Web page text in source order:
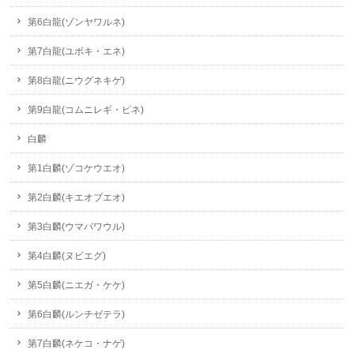
第6白龍(ゾンヤワルネ)
第7白龍(ユボキ・エネ)
第8白龍(ニウグネキゲ)
第9白龍(コムニレギ・ピネ)
白麟
第1白麟(ゾコケウエオ)
第2白麟(キエオブエオ)
第3白麟(ウマバワウル)
第4白麟(ヌビエグ)
第5白麟(ニエガ・ケケ)
第6白麟(ルンチゼテラ)
第7白麟(ネケコ・ナゲ)